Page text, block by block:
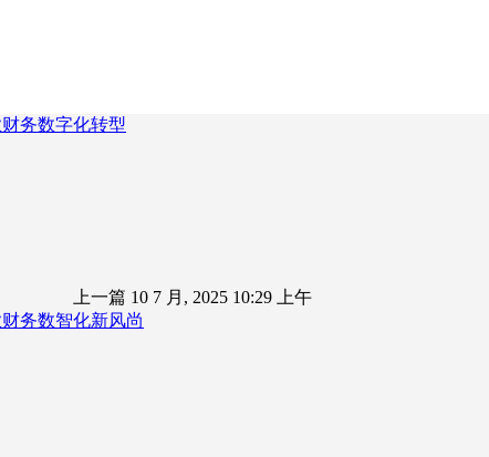
务数字化转型
上一篇 10 7 月, 2025 10:29 上午
务数智化新风尚